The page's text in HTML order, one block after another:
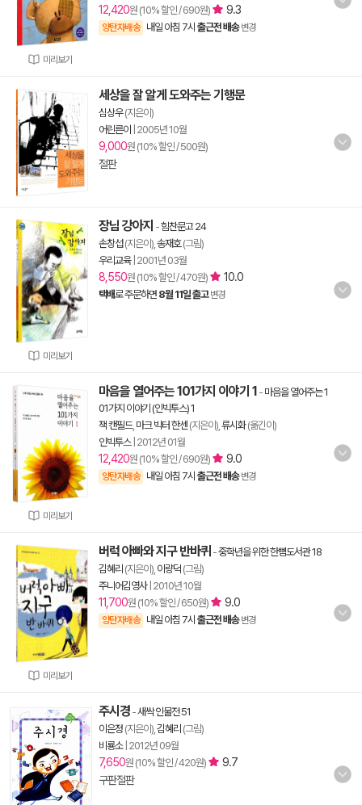
미리보기
12,420원 (10% 할인 / 690원) 9.3
양탄자배송 내일 아침 7시 출근전 배송 변경
세상을 잘 알게 도와주는 기행문
심상우(지은이)
어린른이
2005년 10월
9,000원 (10% 할인 / 500원)
절판
미리보기
장님 강아지 -힘찬문고 24
손창섭(지은이), 송재호(그림)
우리교육| 2001년 03월
8,550원 (10% 할인 / 470원) 10.0
택배로 주문하면 8월 11일 출고 변경
미리보기
마음을 열어주는 101가지 이야기 1 - 마음을 열어주는 1
01가지 이야기 (인빅투스) 1
잭 캔필드, 마크 빅터 한센 (지은이), 류시화(옮긴이)
인빅투스| 2012년 01월
12,420원 (10% 할인 / 690원) 9.0
양탄자배송 내일 아침 7시 출근전 배송 변경
미리보기
버럭 아빠와 지구 반바퀴 -중학년을 위한 한뼘도서관 18
김혜리 (지은이), 이량덕 (그림)
주니어김영사| 2010년 10월
11,700원 (10% 할인 / 650원) 9.0
양탄자배송 내일 아침 7시 출근전 배송 변경
주시경 -새싹 인물전 51
이은정 (지은이), 김혜리 (그림)
비룡소| 2012년 09월
7,650원 (10% 할인 / 420원)
9.7
구판절판